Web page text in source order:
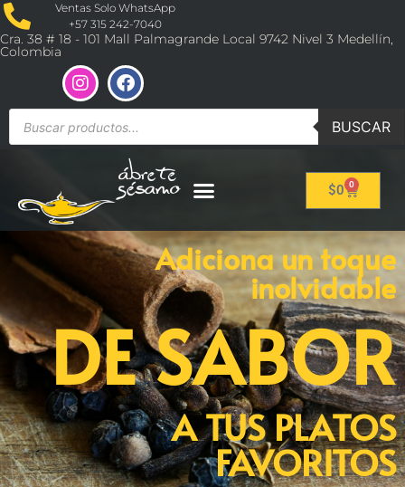
Ventas Solo WhatsApp
+57 315 242-7040
Cra. 38 # 18 - 101 Mall Palmagrande Local 9742 Nivel 3 Medellín,
Colombia
BUSCAR
$0 0
Adiciona un toque
inolvidable
DE SABOR
A TUS PLATOS
FAVORITOS